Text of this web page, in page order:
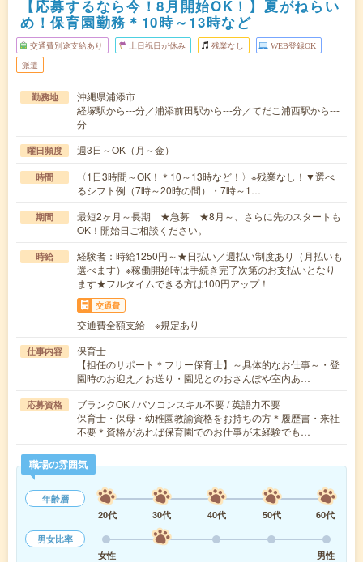
【応募するなら今！8月開始OK！】夏がねらい
め！保育園勤務＊10時～13時など
交通費別途支給あり 土日祝日が休み 残業なし WEB登録OK
派遣
勤務地
沖縄県浦添市
経塚駅から---分／浦添前田駅から---分／てだこ浦西駅から---
分
曜日頻度 週3日～OK（月～金）
時間
〈1日3時間～OK！＊10～13時など！〉※残業なし！▼選べ
るシフト例（7時～20時の間）・7時～1…
期間
最短2ヶ月～長期 ★急募 ★8月～、さらに先のスタートも
OK！開始日ご相談ください。
時給
経験者：時給1250円～★日払い／週払い制度あり（月払いも
選べます）※稼働開始時は手続き完了次第のお支払いとなり
ます★フルタイムできる方は100円アップ！
交通費
交通費全額支給 ※規定あり
仕事内容
保育士
【担任のサポート＊フリー保育士】～具体的なお仕事～・登
園時のお迎え／お送り・園児とのおさんぽや室内あ…
応募資格
ブランクOK / パソコンスキル不要 / 英語力不要
保育士・保母・幼稚園教諭資格をお持ちの方＊履歴書・来社
不要＊資格があれば保育園でのお仕事が未経験でも…
職場の雰囲気
年齢層
20代
30代 40代 50代
60代
男女比率
女性
男性